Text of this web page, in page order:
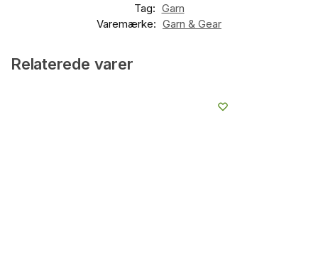
Tag: Garn
Varemærke: Garn & Gear
Relaterede varer